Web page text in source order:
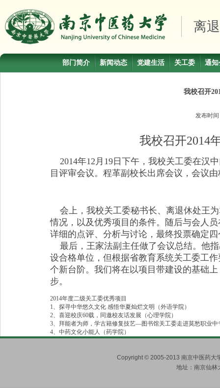
离
部门简介 新闻动态 党建生活 关工委 通知
我校召开
发布时
我校召开2014
2014年12月19日下午，我校关工委在汉
目评审会议。程革副校长出席会议，会议
会上，我校关工委秘书长、离退休处王
情况，以及优秀项目的条件。随后与会人
详细的点评、分析与讨论，最终投票确定
最后，王家法副主任做了会议总结。他
设合格单位，但根据省教育系统关工委工
个新台阶。我们将在以项目带建设的基础
步。
2014年度二级关工委优秀项目
1、探寻中华悠久文化 感悟华夏灿烂文明（外语学院）
2、喜迎校庆60载，同邀校友话发展（心理学院）
3、拜能者为师，学古籍修复技艺—图书馆关工委走进莫愁职业
4、中药文化小能人（药学院）
Copyright © 2005-2013 南京中医药大
地址：南京仙林